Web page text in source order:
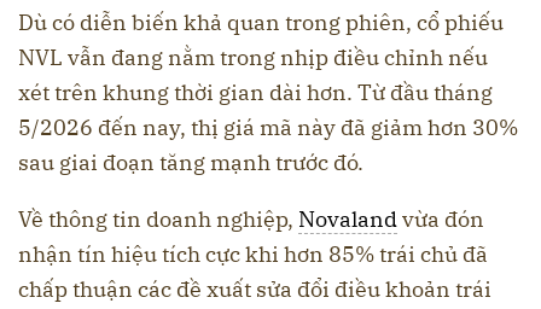
Dù có diễn biến khả quan trong phiên, cổ phiếu
NVL vẫn đang nằm trong nhịp điều chỉnh nếu
xét trên khung thời gian dài hơn. Từ đầu tháng
5/2026 đến nay, thị giá mã này đã giảm hơn 30%
sau giai đoạn tăng mạnh trước đó.
Về thông tin doanh nghiệp, Novalandvừa đón
nhận tín hiệu tích cực khi hơn 85% trái chủ đã
chấp thuận các đề xuất sửa đổi điều khoản trái